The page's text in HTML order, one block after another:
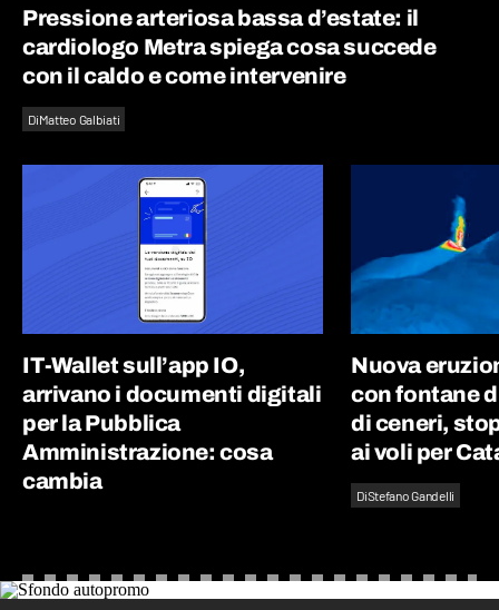
Pressione arteriosa bassa d’estate: il
cardiologo Metra spiega cosa succede
con il caldo e come intervenire
DiMatteo Galbiati
IT-Wallet sull’app IO,
arrivano i documenti digitali
per la Pubblica
Amministrazione: cosa
cambia
Nuova
con fontane
di ceneri,
ai voli per
DiStefano Gandelli